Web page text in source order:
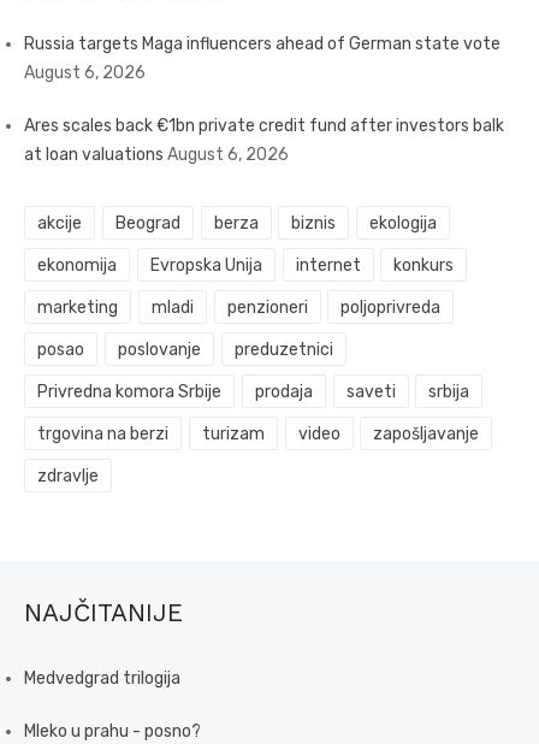
Russia targets Maga influencers ahead of German state vote
August 6, 2026
Ares scales back €1bn private credit fund after investors balk
at loan valuations August 6, 2026
akcije Beograd berza biznis ekologija
ekonomija Evropska Unija internet konkurs
marketing mladi penzioneri poljoprivreda
posao poslovanje preduzetnici
Privredna komora Srbije prodaja saveti srbija
trgovina na berzi turizam video zapošljavanje
zdravlje
NAJČITANIJE
Medvedgrad trilogija
Mleko u prahu - posno?